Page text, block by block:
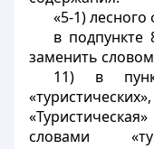
«5-1) лесного
в подпункте
заменить
11) в
словами